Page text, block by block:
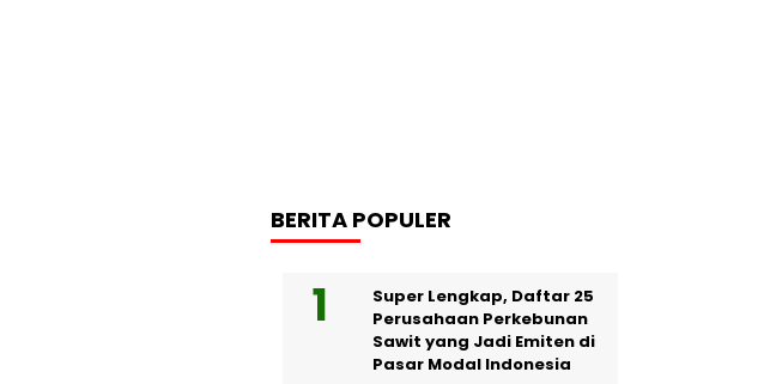
BERITA POPULER
Super Lengkap, Daftar 25
Perusahaan Perkebunan
Sawit yang Jadi Emiten di
Pasar Modal Indonesia